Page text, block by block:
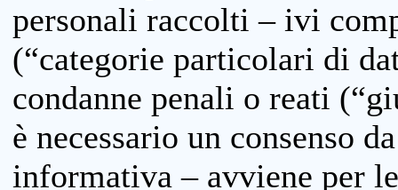
personali raccolti – ivi
(“categorie particolari di
condanne penali o reati
è necessario un consenso
informativa – avviene per